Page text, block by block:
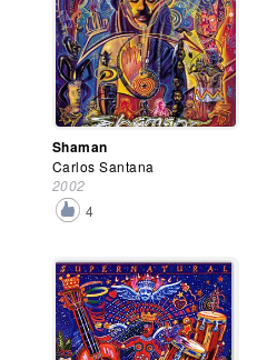
Shaman
Carlos Santana
2002
4